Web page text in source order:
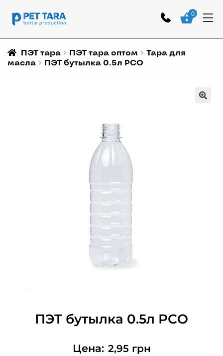
0
ПЭТ тара ПЭТ тара оптом
Тара для
масла
ПЭТ бутылка 0.5л РСО
ПЭТ бутылка 0.5л РСО
2,95 грн